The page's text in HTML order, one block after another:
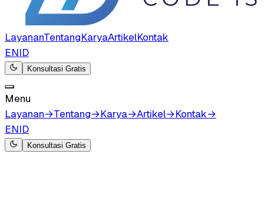
LayananTentangKaryaArtikelKontak
ENID
Konsultasi Gratis
Menu
Layanan→Tentang→Karya→Artikel→Kontak→
ENID
Konsultasi Gratis